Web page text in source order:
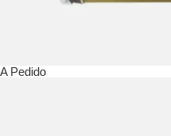
A Pedido